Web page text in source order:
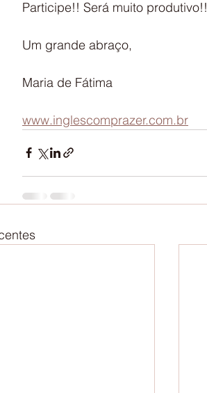
Participe!! Será muito produtivo!!
Um grande abraço,
Maria de Fátima
www.inglescomprazer.com.br